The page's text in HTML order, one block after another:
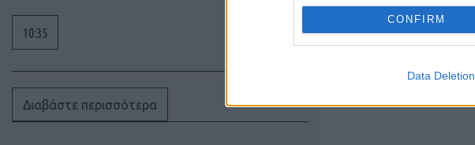
CONFIRM
Data Deletion
10:35
Διαβάστε περισσότερα